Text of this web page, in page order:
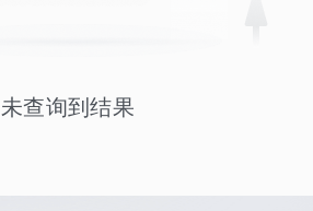
未查询到结果